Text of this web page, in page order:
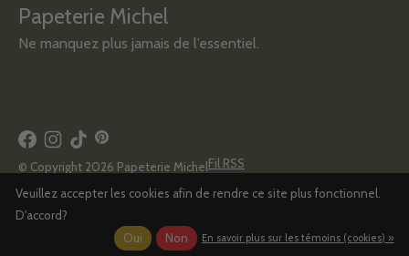
Papeterie Michel
Ne manquez plus jamais de l’essentiel.
© Copyright 2026 Papeterie Michel Fil RSS
Veuillez accepter les cookies afin de rendre ce site plus fonctionnel.
D'accord?
Oui
Non En savoir plus sur les témoins (cookies) »